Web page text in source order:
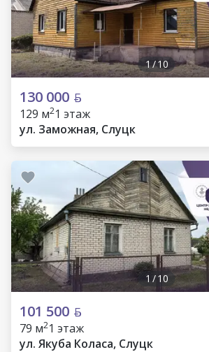
1/10
130 000
129 м21 этаж
ул. Заможная, Слуцк
1 /10
101 500
79 м21 этаж
ул. Якуба Коласа, Слуцк